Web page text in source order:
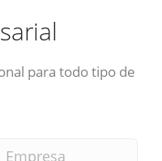
para todo tipo de